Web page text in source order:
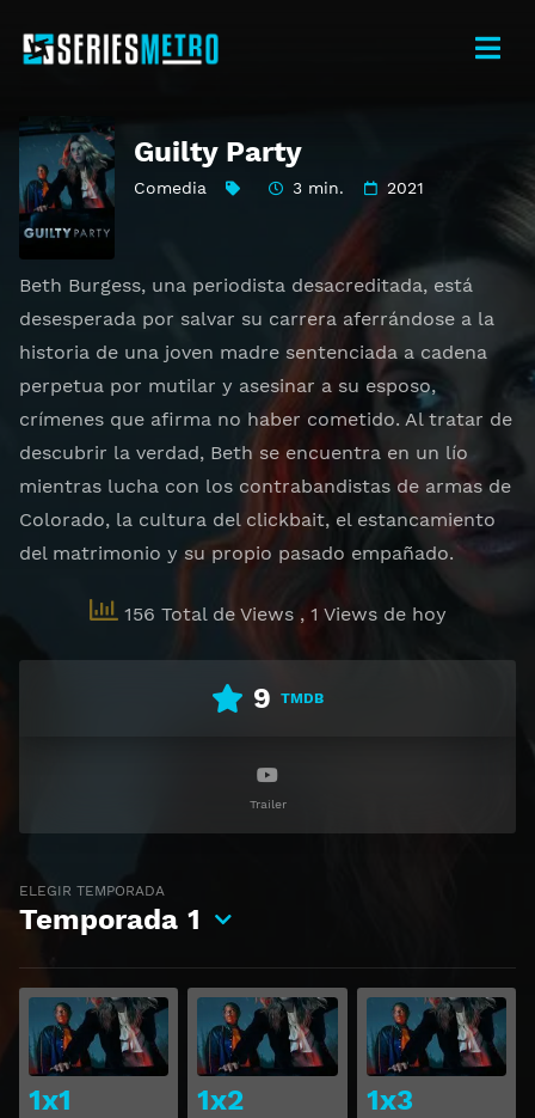
Guilty Party
Comedia 3 min. 2021
Beth Burgess, una periodista desacreditada, está
desesperada por salvar su carrera aferrándose a la
historia de una joven madre sentenciada a cadena
perpetua por mutilar y asesinar a su esposo,
crímenes que afirma no haber cometido. Al tratar de
descubrir la verdad, Beth se encuentra en un lío
mientras lucha con los contrabandistas de armas de
Colorado, la cultura del clickbait, el estancamiento
del matrimonio y su propio pasado empañado.
156 Total de Views , 1 Views de hoy
9 TMDB
Trailer
ELEGIR TEMPORADA
Temporada 1
1x1
Ver
1x2
Ver
1x3